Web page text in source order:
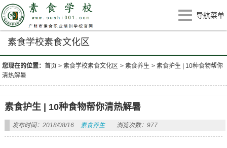
导航菜单
素食学校素食文化区
您现在的位置：首页 >素食学校素食文化区 >素食养生 >素食护生 | 10种食物帮你
清热解暑
素食护生 | 10种食物帮你清热解暑
发布时间：2018/08/16 素食养生 浏览次数：977